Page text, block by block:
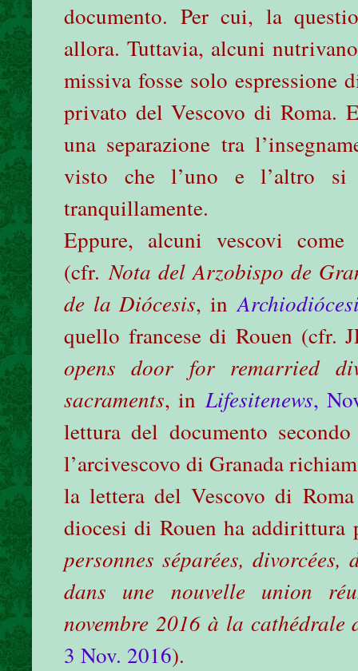
documento. Per cui, la
allora. Tuttavia, alcuni
missiva fosse solo espressione
privato del Vescovo di Roma.
una separazione tra
visto che l’uno e l’altro si
tranquillamente.
Eppure, alcuni vescovi
(cfr. Nota del Arzobispo de
de la Diócesis, in
quello francese di Rouen (cfr.
opens door for remarried
sacraments, in Lifesitenews,
lettura del documento
l’arcivescovo di Granada
la lettera del Vescovo di
diocesi di Rouen ha addirittura
personnes séparées, divorcées,
dans une nouvelle union
novembre 2016 à la cathédrale
3 Nov. 2016).